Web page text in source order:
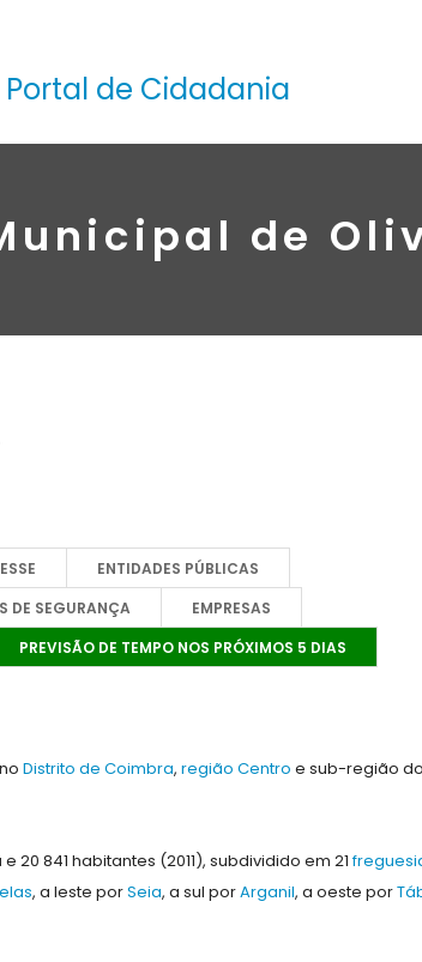
Portal de Cidadania
de
ENTIDADES PÚBLICAS
DE SEGURANÇA
EMPRESAS
PREVISÃO DE TEMPO NOS PRÓXIMOS 5 DIAS
no Distrito de Coimbra, região Centro e sub-região do
20 841 habitantes (2011), subdividido em 21
, a leste porSeia, a sul porArganil, a oeste por